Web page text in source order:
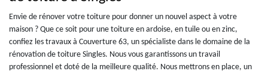
Envie de rénover votre toiture pour donner un nouvel aspect à votre
maison ? Que ce soit pour une toiture en ardoise, en tuile ou en zinc,
confiez les travaux à Couverture 63, un spécialiste dans le domaine de la
rénovation de toiture Singles. Nous vous garantissons un travail
professionnel et doté de la meilleure qualité. Nous mettrons en place, un